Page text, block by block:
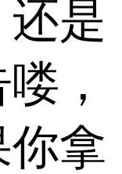
是
，
拿